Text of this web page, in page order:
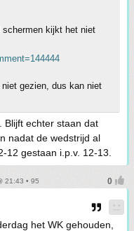
kijkt het niet
niet gezien, dus kan niet
Blijft echter staan dat
nadat de wedstrijd al
12 gestaan i.p.v. 12-13.
21:43 • 95
het WK gehouden,